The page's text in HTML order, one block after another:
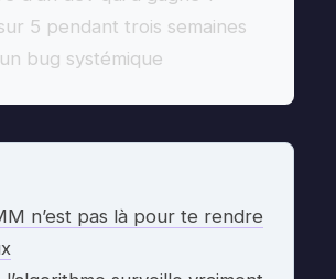
5 pendant trois semaines
bug systémique
n’est pas là pour te rendre